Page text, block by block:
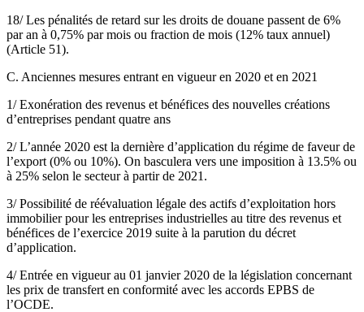
18/ Les pénalités de retard sur les droits de douane passent de 6%
par an à 0,75% par mois ou fraction de mois (12% taux annuel)
(Article 51).
C. Anciennes mesures entrant en vigueur en 2020 et en 2021
1/ Exonération des revenus et bénéfices des nouvelles créations
d’entreprises pendant quatre ans
2/ L’année 2020 est la dernière d’application du régime de faveur de
l’export (0% ou 10%). On basculera vers une imposition à 13.5% ou
à 25% selon le secteur à partir de 2021.
3/ Possibilité de réévaluation légale des actifs d’exploitation hors
immobilier pour les entreprises industrielles au titre des revenus et
bénéfices de l’exercice 2019 suite à la parution du décret
d’application.
4/ Entrée en vigueur au 01 janvier 2020 de la législation concernant
les prix de transfert en conformité avec les accords EPBS de
l’OCDE.